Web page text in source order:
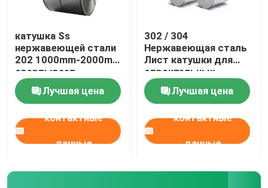
катушка Ss
нержавеющей стали
202 1000mm-2000mm
свертывает
спиралью крен листа
нержавеющей стали
430
Лучшая цена
контактные
данные
302 / 304
Нержавеющая сталь
Лист катушки для
строительных
материалов
Лучшая цена
контактные
данные